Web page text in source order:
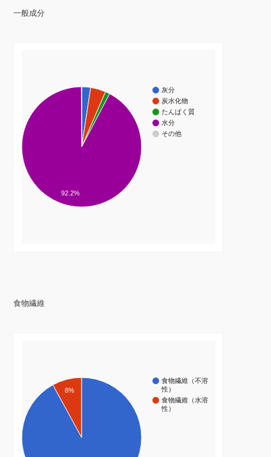
一般成分
灰分
炭水化物
たんぱく質
水分
その他
92.2%
食物繊維
食物繊維（不溶
性）
食物繊維（水溶
性）
8%